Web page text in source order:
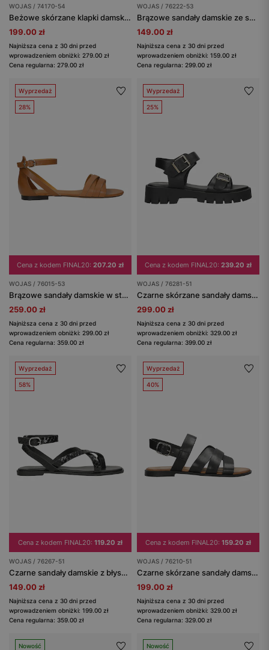
WOJAS / 74170-54
Beżowe skórzane klapki damskie z metalową ozdobą
199.00 zł
Najniższa cena z 30 dni przed
wprowadzeniem obniżki: 279.00 zł
Cena regularna: 279.00 zł
WOJAS / 76222-53
Brązowe sandały damskie ze skóry licowej
149.00 zł
Najniższa cena z 30 dni przed
wprowadzeniem obniżki: 159.00 zł
Cena regularna: 299.00 zł
Wyprzedaż
28%
Cena z kodem FINAL20: 207.20 zł
WOJAS / 76015-53
Brązowe sandały damskie w stylu urban
259.00 zł
Najniższa cena z 30 dni przed
wprowadzeniem obniżki: 299.00 zł
Cena regularna: 359.00 zł
Wyprzedaż
25%
Cena z kodem FINAL20: 239.20 zł
WOJAS / 76281-51
Czarne skórzane sandały damskie
299.00 zł
Najniższa cena z 30 dni przed
wprowadzeniem obniżki: 329.00 zł
Cena regularna: 399.00 zł
Wyprzedaż
58%
Cena z kodem FINAL20: 119.20 zł
WOJAS / 76267-51
Czarne sandały damskie z błyszczącą fakturą
149.00 zł
Najniższa cena z 30 dni przed
wprowadzeniem obniżki: 199.00 zł
Cena regularna: 359.00 zł
Wyprzedaż
40%
Cena z kodem FINAL20: 159.20 zł
WOJAS / 76210-51
Czarne skórzane sandały damskie
199.00 zł
Najniższa cena z 30 dni przed
wprowadzeniem obniżki: 329.00 zł
Cena regularna: 329.00 zł
Nowość Nowość